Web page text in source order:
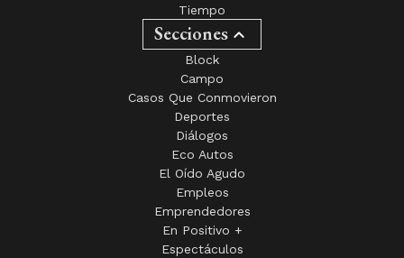
Tiempo
Secciones
Block
Campo
Casos Que Conmovieron
Deportes
Diálogos
Eco Autos
El Oído Agudo
Empleos
Emprendedores
En Positivo +
Espectáculos